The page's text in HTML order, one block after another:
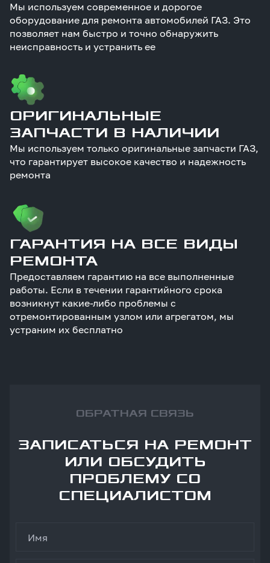
Мы используем современное и дорогое
оборудование для ремонта автомобилей ГАЗ. Это
позволяет нам быстро и точно обнаружить
неисправность и устранить ее
ОРИГИНАЛЬНЫЕ
ЗАПЧАСТИ В НАЛИЧИИ
Мы используем только оригинальные запчасти ГАЗ,
что гарантирует высокое качество и надежность
ремонта
ГАРАНТИЯ НА ВСЕ ВИДЫ
РЕМОНТА
Предоставляем гарантию на все выполненные
работы. Если в течении гарантийного срока
возникнут какие-либо проблемы с
отремонтированным узлом или агрегатом, мы
устраним их бесплатно
ОБРАТНАЯ СВЯЗЬ
ЗАПИСАТЬСЯ НА РЕМОНТ
ИЛИ ОБСУДИТЬ
ПРОБЛЕМУ СО
СПЕЦИАЛИСТОМ
Имя